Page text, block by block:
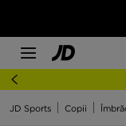
JD Sports Copii